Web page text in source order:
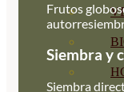
Frutos
Siembra y
Siembra